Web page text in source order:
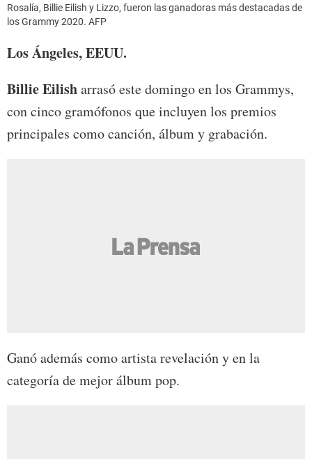
Rosalía, Billie Eilish y Lizzo, fueron las ganadoras más destacadas de
los Grammy 2020. AFP
Los Ángeles, EEUU.
Billie Eilisharrasó este domingo en los Grammys,
con cinco gramófonos que incluyen los premios
principales como canción, álbum y grabación.
Ganó además como artista revelación y en la
categoría de mejor álbum pop.